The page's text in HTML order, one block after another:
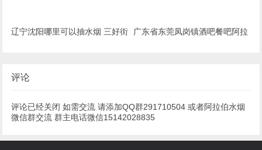
辽宁沈阳哪里可以抽水烟 三好街
广东省东莞凤岗镇酒吧餐吧阿拉
评论
评论已经关闭 如需交流 请添加QQ群291710504 或者阿拉伯水烟
微信群交流 群主电话微信15142028835